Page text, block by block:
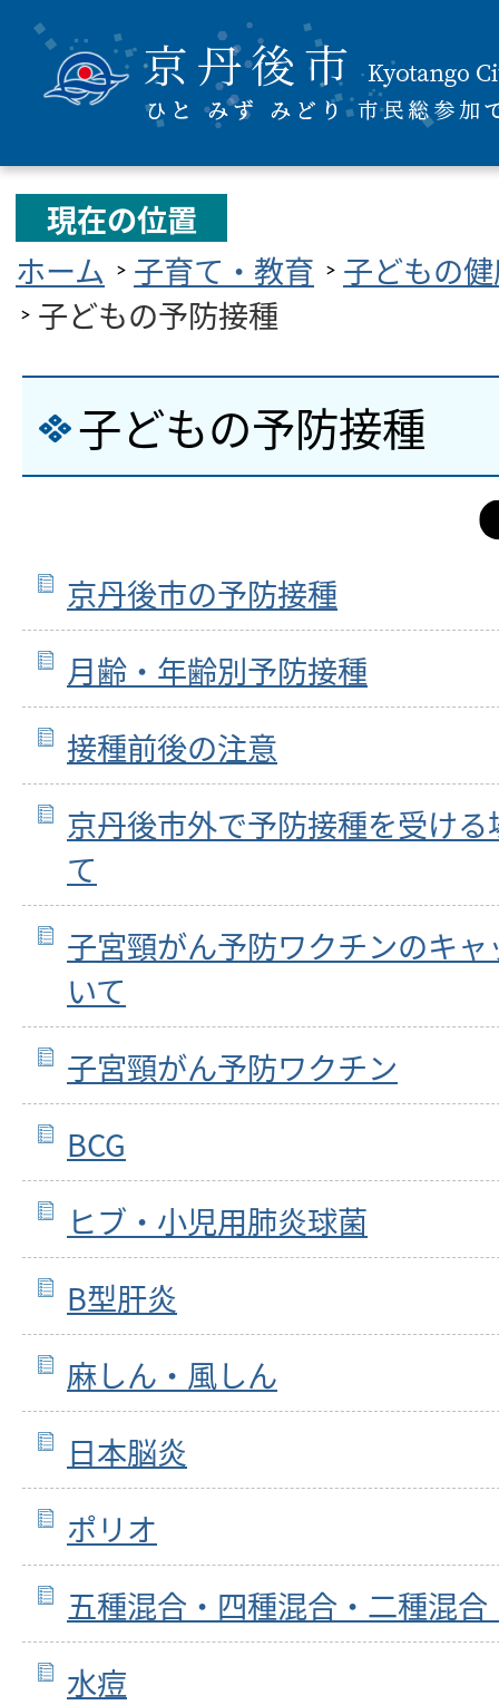
現在の位置
ホーム
子育て・教育
子どもの
子どもの予防接種
子どもの予防接種
京丹後市の予防接種
月齢・年齢別予防接種
接種前後の注意
京丹後市外で予防接種を受け
て
子宮頸がん予防ワクチンのキ
いて
子宮頸がん予防ワクチン
BCG
ヒブ・小児用肺炎球菌
B型肝炎
麻しん・風しん
日本脳炎
ポリオ
五種混合・四種混合・二種混合
水痘